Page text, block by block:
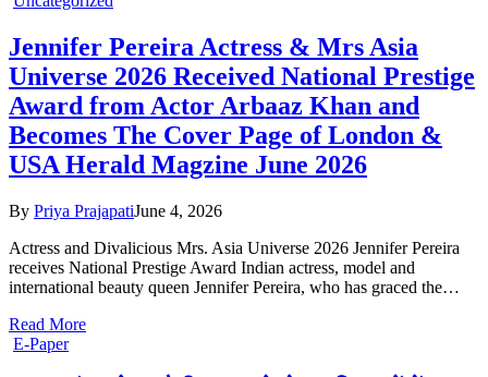
Jennifer Pereira Actress & Mrs Asia
Universe 2026 Received National Prestige
Award from Actor Arbaaz Khan and
Becomes The Cover Page of London &
USA Herald Magzine June 2026
By Priya PrajapatiJune 4, 2026
Actress and Divalicious Mrs. Asia Universe 2026 Jennifer Pereira
receives National Prestige Award Indian actress, model and
international beauty queen Jennifer Pereira, who has graced the…
Read More
E-Paper